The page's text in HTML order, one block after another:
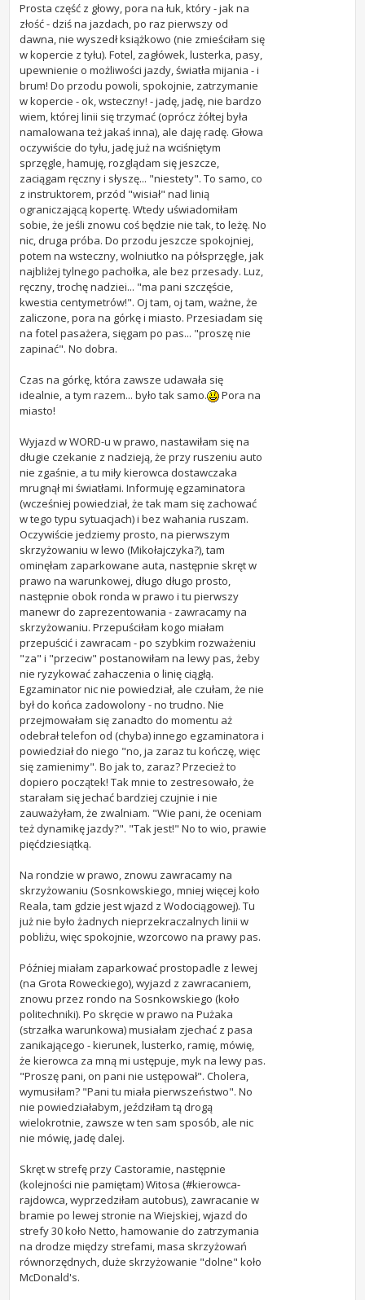
Prosta część z głowy, pora na łuk, który - jak na
złość - dziś na jazdach, po raz pierwszy od
dawna, nie wyszedł książkowo (nie zmieściłam się
w kopercie z tyłu). Fotel, zagłówek, lusterka, pasy,
upewnienie o możliwości jazdy, światła mijania - i
brum! Do przodu powoli, spokojnie, zatrzymanie
w kopercie - ok, wsteczny! - jadę, jadę, nie bardzo
wiem, której linii się trzymać (oprócz żółtej była
namalowana też jakaś inna), ale daję radę. Głowa
oczywiście do tyłu, jadę już na wciśniętym
sprzęgle, hamuję, rozglądam się jeszcze,
zaciągam ręczny i słyszę... "niestety". To samo, co
z instruktorem, przód "wisiał" nad linią
ograniczającą kopertę. Wtedy uświadomiłam
sobie, że jeśli znowu coś będzie nie tak, to leżę. No
nic, druga próba. Do przodu jeszcze spokojniej,
potem na wsteczny, wolniutko na półsprzęgle, jak
najbliżej tylnego pachołka, ale bez przesady. Luz,
ręczny, trochę nadziei... "ma pani szczęście,
kwestia centymetrów!". Oj tam, oj tam, ważne, że
zaliczone, pora na górkę i miasto. Przesiadam się
na fotel pasażera, sięgam po pas... "proszę nie
zapinać". No dobra.
Czas na górkę, która zawsze udawała się
idealnie, a tym razem... było tak samo.
Pora na
miasto!
Wyjazd w WORD-u w prawo, nastawiłam się na
długie czekanie z nadzieją, że przy ruszeniu auto
nie zgaśnie, a tu miły kierowca dostawczaka
mrugnął mi światłami. Informuję egzaminatora
(wcześniej powiedział, że tak mam się zachować
w tego typu sytuacjach) i bez wahania ruszam.
Oczywiście jedziemy prosto, na pierwszym
skrzyżowaniu w lewo (Mikołajczyka?), tam
ominęłam zaparkowane auta, następnie skręt w
prawo na warunkowej, długo długo prosto,
następnie obok ronda w prawo i tu pierwszy
manewr do zaprezentowania - zawracamy na
skrzyżowaniu. Przepuściłam kogo miałam
przepuścić i zawracam - po szybkim rozważeniu
"za" i "przeciw" postanowiłam na lewy pas, żeby
nie ryzykować zahaczenia o linię ciągłą.
Egzaminator nic nie powiedział, ale czułam, że nie
był do końca zadowolony - no trudno. Nie
przejmowałam się zanadto do momentu aż
odebrał telefon od (chyba) innego egzaminatora i
powiedział do niego "no, ja zaraz tu kończę, więc
się zamienimy". Bo jak to, zaraz? Przecież to
dopiero początek! Tak mnie to zestresowało, że
starałam się jechać bardziej czujnie i nie
zauważyłam, że zwalniam. "Wie pani, że oceniam
też dynamikę jazdy?". "Tak jest!" No to wio, prawie
pięćdziesiątką.
Na rondzie w prawo, znowu zawracamy na
skrzyżowaniu (Sosnkowskiego, mniej więcej koło
Reala, tam gdzie jest wjazd z Wodociągowej). Tu
już nie było żadnych nieprzekraczalnych linii w
pobliżu, więc spokojnie, wzorcowo na prawy pas.
Później miałam zaparkować prostopadle z lewej
(na Grota Roweckiego), wyjazd z zawracaniem,
znowu przez rondo na Sosnkowskiego (koło
politechniki). Po skręcie w prawo na Pużaka
(strzałka warunkowa) musiałam zjechać z pasa
zanikającego - kierunek, lusterko, ramię, mówię,
że kierowca za mną mi ustępuje, myk na lewy pas.
"Proszę pani, on pani nie ustępował". Cholera,
wymusiłam? "Pani tu miała pierwszeństwo". No
nie powiedziałabym, jeździłam tą drogą
wielokrotnie, zawsze w ten sam sposób, ale nic
nie mówię, jadę dalej.
Skręt w strefę przy Castoramie, następnie
(kolejności nie pamiętam) Witosa (#kierowca-
rajdowca, wyprzedziłam autobus), zawracanie w
bramie po lewej stronie na Wiejskiej, wjazd do
strefy 30 koło Netto, hamowanie do zatrzymania
na drodze między strefami, masa skrzyżowań
równorzędnych, duże skrzyżowanie "dolne" koło
McDonald's.